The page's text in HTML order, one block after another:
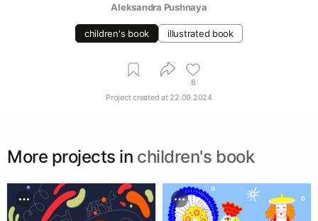
Aleksandra Pushnaya
children's book illustrated book
6
Project created at 22.09.2024
More projects in children's book